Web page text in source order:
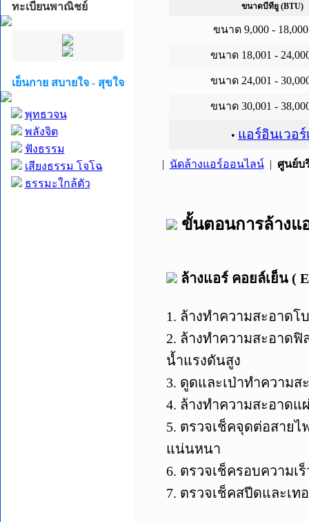
ทะเบียนพาณิชย์
เย็นกาย สบายใจ - สุขใจ
พุทธวจน
พลังจิต
ฟังธรรม
เสียงธรรม โจโฉ
ธรรมะใกล้ตัว
ขนาดบีทียู (BTU)
ขนาด 9,000 -
ขนาด 18,001 -
ขนาด 24,001 -
ขนาด 30,001 -
• แอร์อินเวอ
| นัดล้างแอร์ออนไลน์| ศูนย์บ
ขั้นตอนการล้างแ
ล้างแอร์ คอยล์เย็น (
1. ล้างทำความสะอาดโ
2. ล้างทำความสะอาดฟิ
น้ำแรงดันสูง
3. ดูดและเป่าทำความส
4. ล้างทำความสะอาดแ
5. ตรวจเช็คจุดต่อสาย
แน่นหนา
6. ตรวจเช็ครอบความเ
7. ตรวจเช็คสปีดและเท